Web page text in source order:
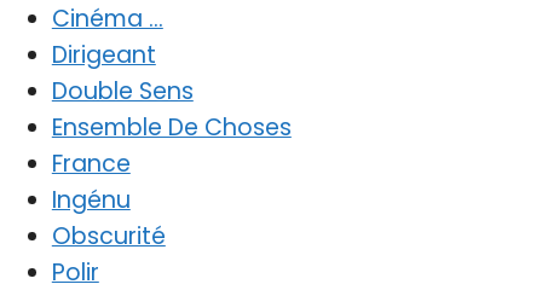
Cinéma …
Dirigeant
Double Sens
Ensemble De Choses
France
Ingénu
Obscurité
Polir